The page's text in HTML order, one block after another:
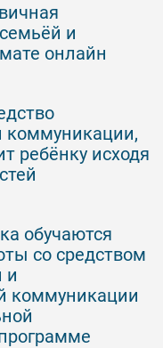
и
онлайн
коммуникации,
ребёнку исходя
обучаются
со средством
и
коммуникации